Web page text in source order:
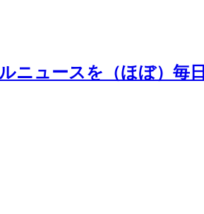
ニュースを（ほぼ）毎